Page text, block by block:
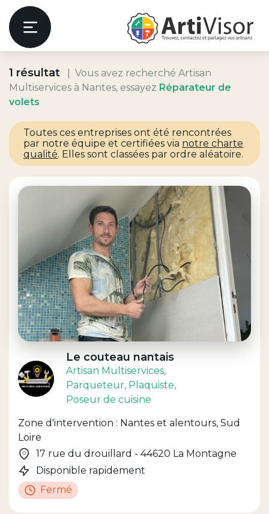
Artivisor
1 résultat
Vous avez recherché Artisan
Multiservices à Nantes, essayez Réparateur de
volets
Toutes ces entreprises ont été rencontrées
par notre équipe et certifiées via notre charte
qualité. Elles sont classées par ordre aléatoire.
Le couteau nantais
Artisan Multiservices,
Parqueteur, Plaquiste,
Poseur de cuisine
Zone d'intervention : Nantes et alentours, Sud
Loire
17 rue du drouillard - 44620 La Montagne
Disponible rapidement
Fermé
Menu